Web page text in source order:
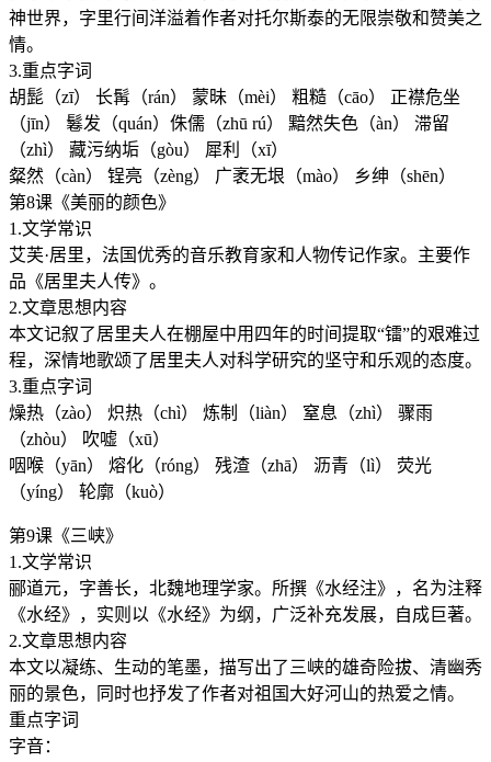
神世界，字里行间洋溢着作者对托尔斯泰的无限崇敬和赞美之
情。
3.重点字词
胡髭（zī） 长髯（rán） 蒙昧（mèi） 粗糙（cāo） 正襟危坐
（jīn） 鬈发（quán）侏儒（zhū rú） 黯然失色（àn） 滞留
（zhì） 藏污纳垢（gòu） 犀利（xī）
粲然（càn） 锃亮（zèng） 广袤无垠（mào） 乡绅（shēn）
第8课《美丽的颜色》
1.文学常识
艾芙·居里，法国优秀的音乐教育家和人物传记作家。主要作
品《居里夫人传》。
2.文章思想内容
本文记叙了居里夫人在棚屋中用四年的时间提取“镭”的艰难过
程，深情地歌颂了居里夫人对科学研究的坚守和乐观的态度。
3.重点字词
燥热（zào） 炽热（chì） 炼制（liàn） 窒息（zhì） 骤雨
（zhòu） 吹嘘（xū）
咽喉（yān） 熔化（róng） 残渣（zhā） 沥青（lì） 荧光
（yíng） 轮廓（kuò）
第9课《三峡》
1.文学常识
郦道元，字善长，北魏地理学家。所撰《水经注》，名为注释
《水经》，实则以《水经》为纲，广泛补充发展，自成巨著。
2.文章思想内容
本文以凝练、生动的笔墨，描写出了三峡的雄奇险拔、清幽秀
丽的景色，同时也抒发了作者对祖国大好河山的热爱之情。
重点字词
字音：